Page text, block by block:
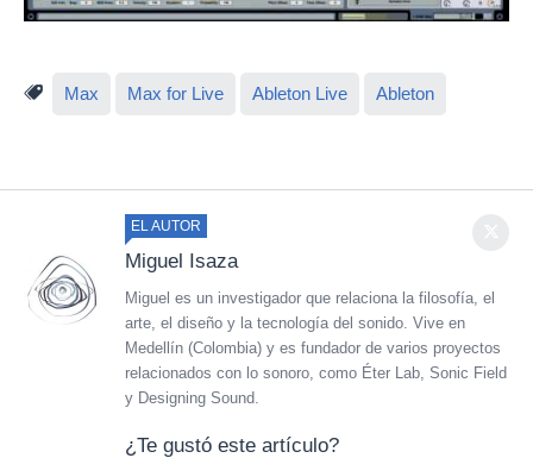
Max Max for Live Ableton Live Ableton
EL AUTOR
Miguel Isaza
Miguel es un investigador que relaciona la filosofía, el
arte, el diseño y la tecnología del sonido. Vive en
Medellín (Colombia) y es fundador de varios proyectos
relacionados con lo sonoro, como Éter Lab, Sonic Field
y Designing Sound.
¿Te gustó este artículo?